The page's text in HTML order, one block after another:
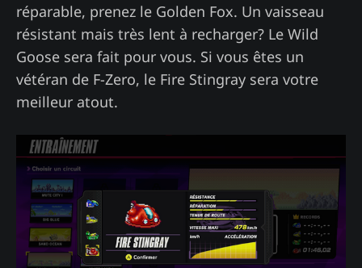
réparable, prenez le Golden Fox. Un vaisseau
résistant mais très lent à recharger? Le Wild
Goose sera fait pour vous. Si vous êtes un
vétéran de F-Zero, le Fire Stingray sera votre
meilleur atout.